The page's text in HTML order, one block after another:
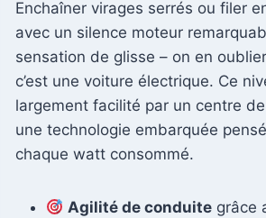
Enchaîner virages serrés ou filer
avec un silence moteur
sensation de glisse – on en
c’est une voiture électrique. Ce
largement facilité par un centre
une technologie embarquée
chaque watt consommé.
Agilité de conduite grâce